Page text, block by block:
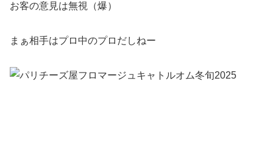
お客の意見は無視（爆）
まぁ相手はプロ中のプロだしねー